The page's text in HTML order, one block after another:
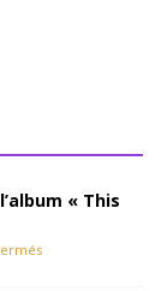
« This